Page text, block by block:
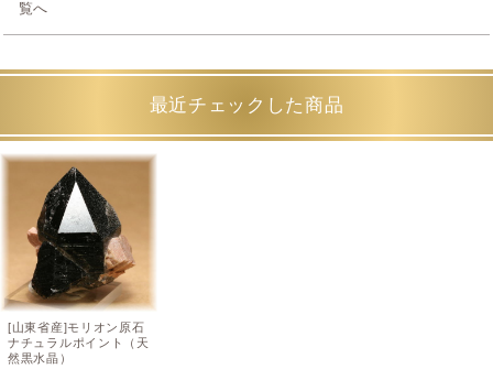
覧へ
最近チェックした商品
[山東省産]モリオン原石
ナチュラルポイント（天
然黒水晶）